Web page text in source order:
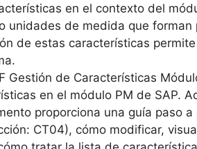
en el contexto del
unidades de medida que
de estas características
Gestión de Características
en el módulo PM de SAP.
proporciona una guía paso
CT04), cómo modificar,